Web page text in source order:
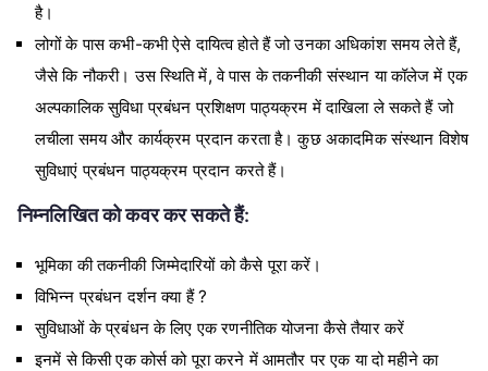
है।
लोगों के पास कभी-कभी ऐसे दायित्व होते हैं जो उनका अधिकांश समय लेते हैं,
जैसे कि नौकरी। उस स्थिति में, वे पास के तकनीकी संस्थान या कॉलेज में एक
अल्पकालिक सुविधा प्रबंधन प्रशिक्षण पाठ्यक्रम में दाखिला ले सकते हैं जो
लचीला समय और कार्यक्रम प्रदान करता है। कुछ अकादमिक संस्थान विशेष
सुविधाएं प्रबंधन पाठ्यक्रम प्रदान करते हैं।
निम्नलिखित को कवर कर सकते हैं:
भूमिका की तकनीकी जिम्मेदारियों को कैसे पूरा करें।
विभिन्न प्रबंधन दर्शन क्या हैं ?
सुविधाओं के प्रबंधन के लिए एक रणनीतिक योजना कैसे तैयार करें
इनमें से किसी एक कोर्स को पूरा करने में आमतौर पर एक या दो महीने का